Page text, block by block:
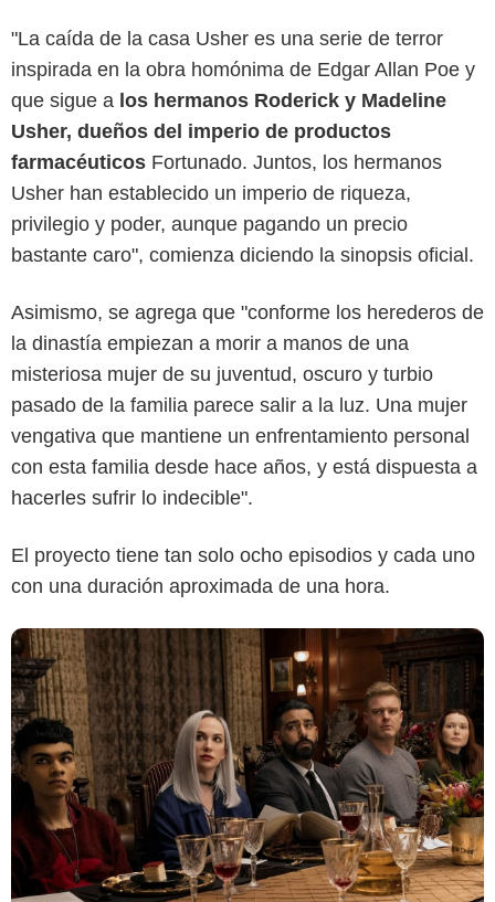
"La caída de la casa Usher es una serie de terror
inspirada en la obra homónima de Edgar Allan Poe y
que sigue a los hermanos Roderick y Madeline
Usher, dueños del imperio de productos
farmacéuticos Fortunado. Juntos, los hermanos
Usher han establecido un imperio de riqueza,
privilegio y poder, aunque pagando un precio
bastante caro", comienza diciendo la sinopsis oficial.
Asimismo, se agrega que "conforme los herederos de
la dinastía empiezan a morir a manos de una
misteriosa mujer de su juventud, oscuro y turbio
pasado de la familia parece salir a la luz. Una mujer
vengativa que mantiene un enfrentamiento personal
con esta familia desde hace años, y está dispuesta a
hacerles sufrir lo indecible".
El proyecto tiene tan solo ocho episodios y cada uno
con una duración aproximada de una hora.